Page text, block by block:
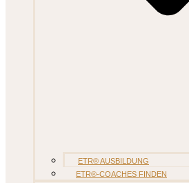
ETR® AUSBILDUNG
ETR®-COACHES FINDEN